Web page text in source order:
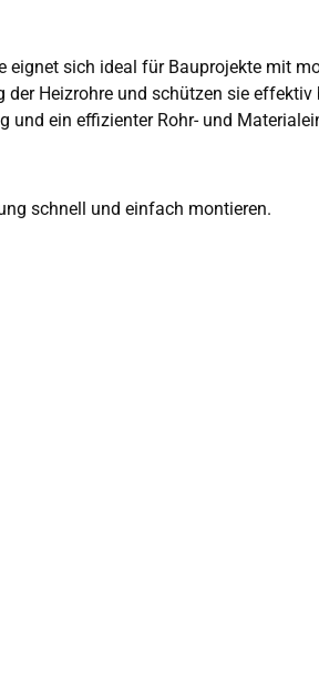
eignet sich ideal für Bauprojekte mit
Heizrohre und schützen sie effektiv
und ein effizienter Rohr- und
schnell und einfach montieren.